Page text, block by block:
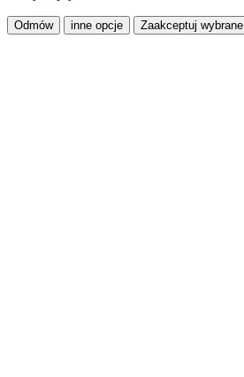
Odmów inne opcje Zaakceptuj wybrane